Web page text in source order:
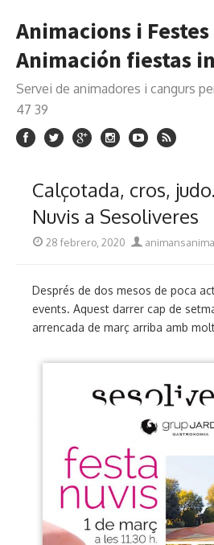
al
Animacions i Festes
Animación fiestas
Servei de animadores i cangurs
47 39
Calçotada, cros,
Nuvis a Sesoliveres
Publicada
28 febrero, 2020 Autor
Després de dos mesos de poca
events. Aquest darrer cap de
arrencada de març arriba amb